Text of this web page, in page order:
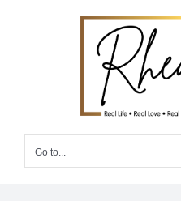
Go to...